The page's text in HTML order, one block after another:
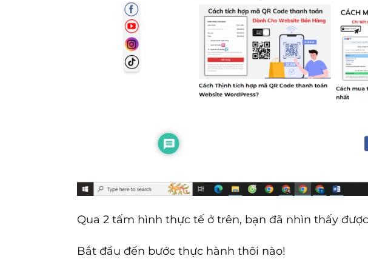
Qua 2 tấm hình thực tế ở trên, bạn đã nhìn thấy
Bắt đầu đến bước thực hành thôi nào!